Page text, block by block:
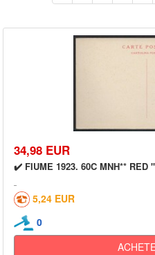
34,98 EUR
✔️ FIUME 1923. 60C MNH** RED
5,24 EUR
0